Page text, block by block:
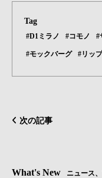
Tag
#D1ミラノ #コモノ #
#モックバーグ #リップ
次の記事
What's New ニュース